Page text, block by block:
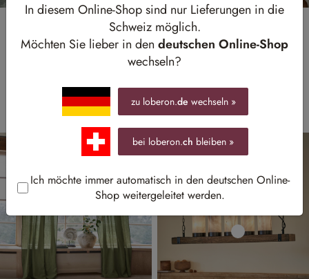
Die neuesten Trends
sind da!
Eukalyptus und Charakterstücke aus Holz
In diesem Online-Shop sind nur Lieferungen in die
Schweiz möglich.
Möchten Sie lieber in den deutschen Online-Shop
wechseln?
zu loberon.de wechseln »
bei loberon.ch bleiben »
Ich möchte immer automatisch in den deutschen Online-
Shop weitergeleitet werden.